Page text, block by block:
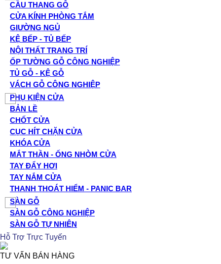
CẦU THANG GỖ
CỬA KÍNH PHÒNG TẮM
GIƯỜNG NGỦ
KỆ BẾP - TỦ BẾP
NỘI THẤT TRANG TRÍ
ỐP TƯỜNG GỖ CÔNG NGHIỆP
TỦ GỖ - KỆ GỖ
VÁCH GỖ CÔNG NGHIỆP
PHỤ KIỆN CỬA
BẢN LỀ
CHỐT CỬA
CỤC HÍT CHẶN CỬA
KHÓA CỬA
MẮT THẦN - ỐNG NHÒM CỬA
TAY ĐẨY HƠI
TAY NẮM CỬA
THANH THOÁT HIỂM - PANIC BAR
SÀN GỖ
SÀN GỖ CÔNG NGHIỆP
SÀN GỖ TỰ NHIÊN
Hỗ Trợ Trực Tuyến
TƯ VẤN BÁN HÀNG